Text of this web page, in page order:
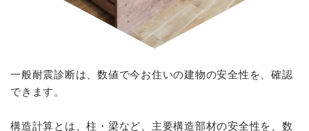
一般耐震診断は、数値で今お住いの建物の安全性を、確認
できます。
構造計算とは、柱・梁など、主要構造部材の安全性を、数